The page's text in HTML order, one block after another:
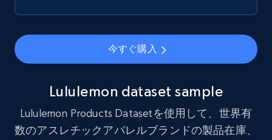
Amazon products search
price, Currency, Sold, and more.
eCommerce
今すぐ購入
Lululemon dataset sample
Lululemon Products Datasetを使用して、世界有
数のアスレチックアパレルブランドの製品在庫、